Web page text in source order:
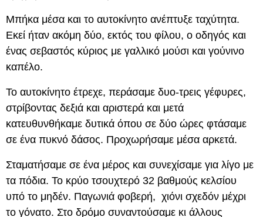
Μπήκα μέσα και το αυτοκίνητο ανέπτυξε ταχύτητα.
Εκεί ήταν ακόμη δύο, εκτός του φίλου, ο οδηγός και
ένας σεβαστός κύριος με γαλλικό μούσι και γούνινο
καπέλο.
Το αυτοκίνητο έτρεχε, περάσαμε δυο-τρεις γέφυρες,
στρίβοντας δεξιά και αριστερά και μετά
κατευθυνθήκαμε δυτικά όπου σε δύο ώρες φτάσαμε
σε ένα πυκνό δάσος. Προχωρήσαμε μέσα αρκετά.
Σταματήσαμε σε ένα μέρος και συνεχίσαμε για λίγο με
τα πόδια. Το κρύο τσουχτερό 32 βαθμούς κελσίου
υπό το μηδέν. Παγωνιά φοβερή, χιόνι σχεδόν μέχρι
το γόνατο. Στο δρόμο συναντούσαμε κι άλλους